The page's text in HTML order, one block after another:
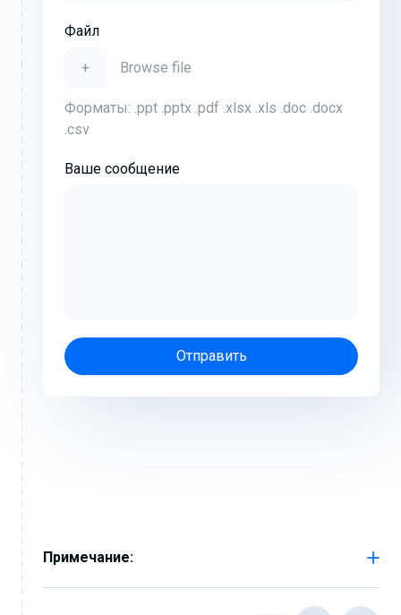
Файл
+ Browse file
Форматы: .ppt .pptx .pdf .xlsx .xls .doc .docx
.csv
Ваше сообщение
Отправить
Примечание: